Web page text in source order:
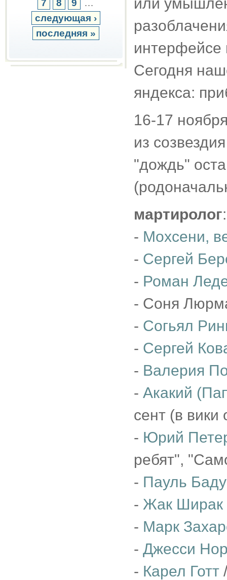
7 8 9
…
следующая ›
последняя »
интерфейсе
Сегодня
яндекса:
16-17
из
"дождь"
мартиролог:
- Мохсени,
- Сергей
- Роман
- Соня
- Согьял
- Сергей
- Валерия
- Акакий
сент (в
- Юрий
ребят",
- Пауль
- Жак Ширак
- Марк
- Джесси
- Карел Готт